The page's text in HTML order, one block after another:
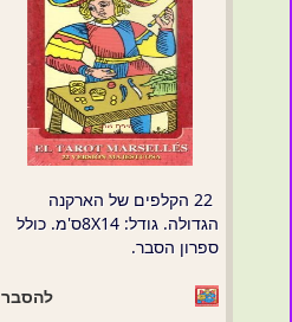
22 הקלפים של הארקנה
הגדולה. גודל: 8X14ס'מ. כולל
ספרון הסבר.
להסבר